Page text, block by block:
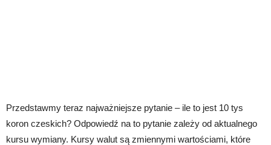
Przedstawmy teraz najważniejsze pytanie – ile to jest 10 tys
koron czeskich? Odpowiedź na to pytanie zależy od aktualnego
kursu wymiany. Kursy walut są zmiennymi wartościami, które